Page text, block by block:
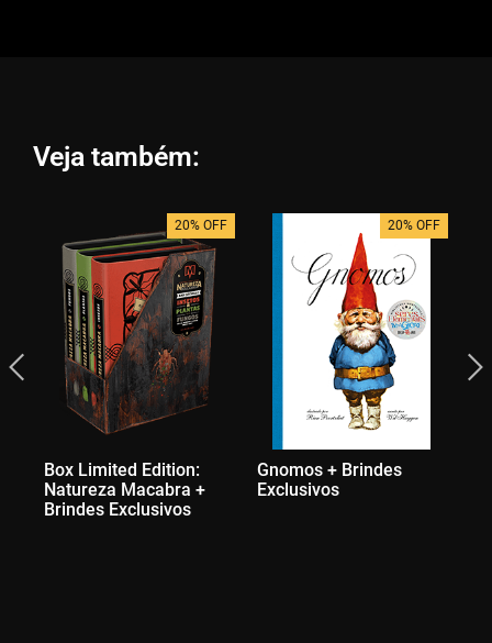
Veja também:
20% OFF
Box Limited Edition:
Natureza Macabra +
Brindes Exclusivos
20% OFF
Gnomos + Brindes
Exclusivos